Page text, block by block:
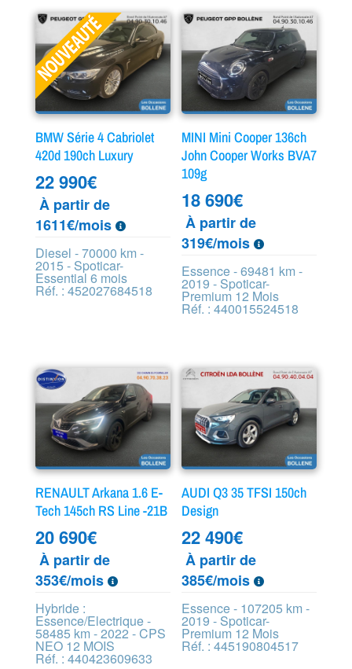
BMW Série 4 Cabriolet
420d 190ch Luxury
22 990€
À partir de
1611€/mois
Diesel - 70000 km -
2015 - Spoticar-
Essential 6 mois
Réf. : 452027684518
MINI Mini Cooper 136ch
John Cooper Works BVA7
109g
18 690€
À partir de
319€/mois
Essence - 69481 km -
2019 - Spoticar-
Premium 12 Mois
Réf. : 440015524518
RENAULT Arkana 1.6 E-
Tech 145ch RS Line -21B
20 690€
À partir de
353€/mois
Hybride :
Essence/Electrique -
58485 km - 2022 - CPS
NEO 12 MOIS
Réf. : 440423609633
AUDI Q3 35 TFSI 150ch
Design
22 490€
À partir de
385€/mois
Essence - 107205 km -
2019 - Spoticar-
Premium 12 Mois
Réf. : 445190804517